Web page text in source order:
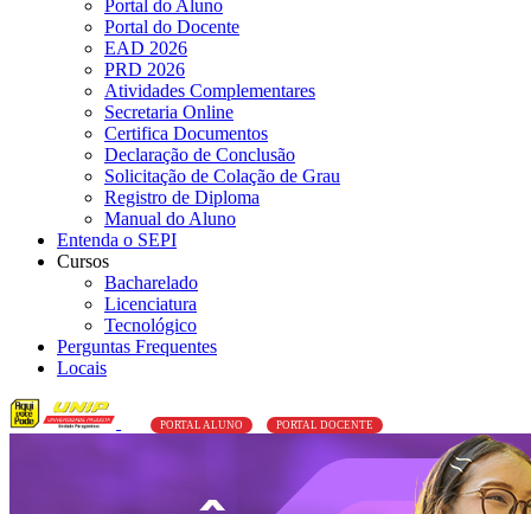
Portal do Aluno
Portal do Docente
EAD 2026
PRD 2026
Atividades Complementares
Secretaria Online
Certifica Documentos
Declaração de Conclusão
Solicitação de Colação de Grau
Registro de Diploma
Manual do Aluno
Entenda o SEPI
Cursos
Bacharelado
Licenciatura
Tecnológico
Perguntas Frequentes
Locais
PORTAL ALUNO PORTAL DOCENTE